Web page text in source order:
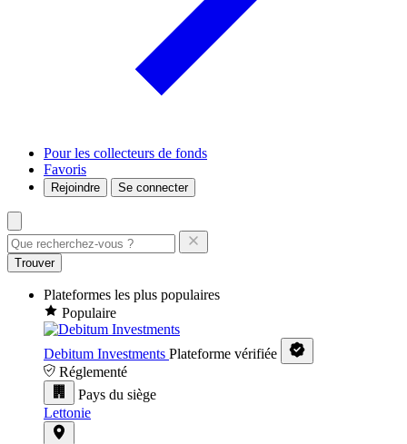
Pour les collecteurs de fonds
Favoris
Rejoindre Se connecter
Trouver
Plateformes les plus populaires
Populaire
Debitum Investments Plateforme vérifiée
Réglementé
Pays du siège
Lettonie